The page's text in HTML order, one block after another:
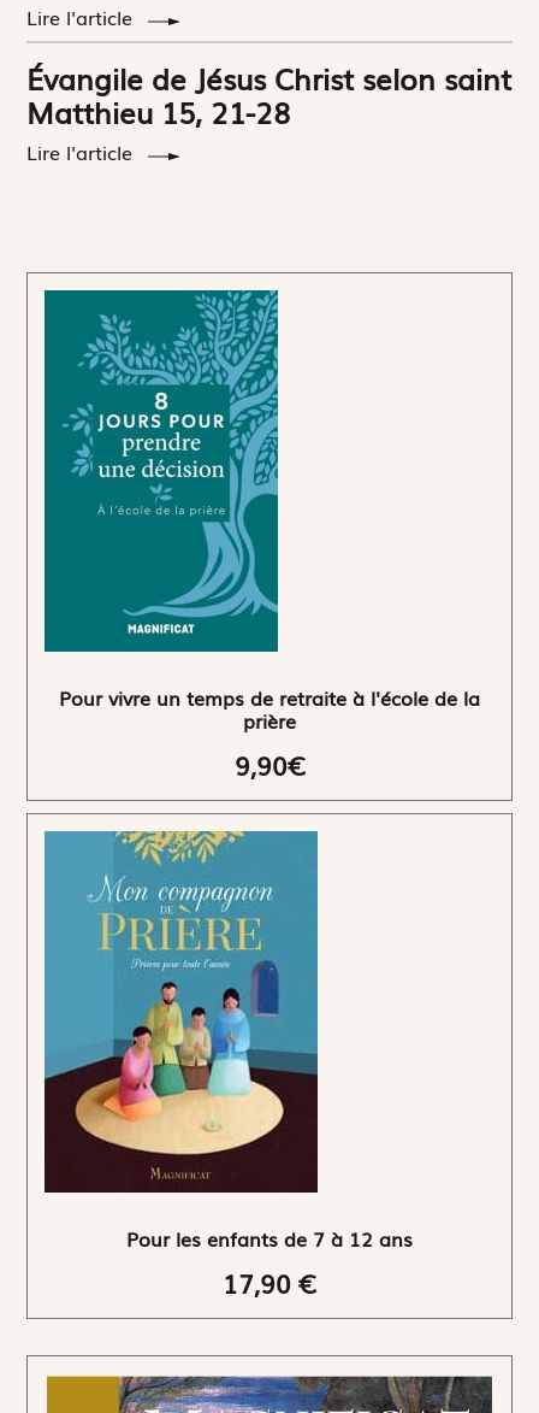
Lire l'article
Évangile de Jésus Christ selon saint
Matthieu 15, 21-28
Lire l'article
Pour vivre un temps de retraite à l'école de la
prière
9,90€
Pour les enfants de 7 à 12 ans
17,90 €